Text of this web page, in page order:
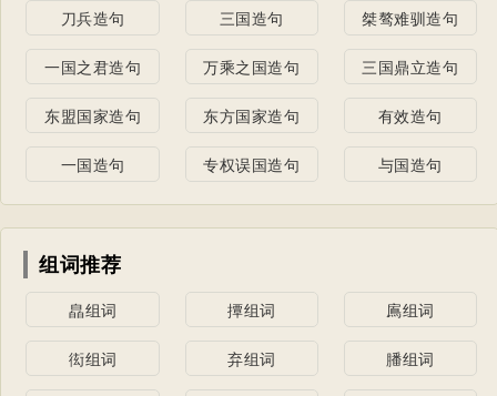
刀兵造句 三国造句 桀骜难驯造句
一国之君造句 万乘之国造句 三国鼎立造句
东盟国家造句 东方国家造句 有效造句
一国造句 专权误国造句 与国造句
组词推荐
皛组词 撢组词 鳸组词
衒组词 弃组词 膰组词